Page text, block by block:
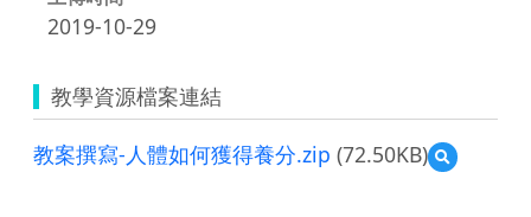
2019-10-29
教學資源檔案連結
教案撰寫-人體如何獲得養分.zip (72.50KB)
預
覽